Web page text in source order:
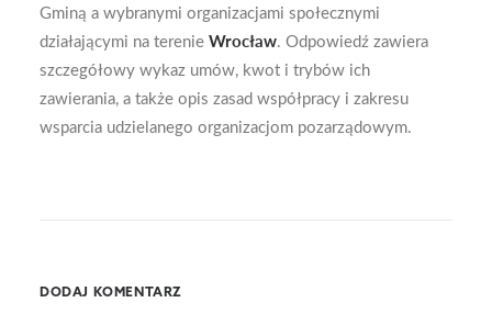
Gminą a wybranymi organizacjami społecznymi
działającymi na terenie Wrocław. Odpowiedź zawiera
szczegółowy wykaz umów, kwot i trybów ich
zawierania, a także opis zasad współpracy i zakresu
wsparcia udzielanego organizacjom pozarządowym.
DODAJ KOMENTARZ